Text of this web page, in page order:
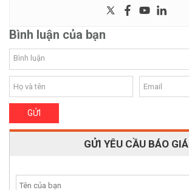
Bình luận của bạn
GỬI YÊU CẦU BÁO GIÁ